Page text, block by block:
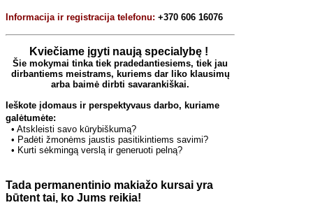
Informacija ir registracija telefonu: +370 606 16076
Kviečiame įgyti naują specialybę !
Šie mokymai tinka tiek pradedantiesiems, tiek jau
dirbantiems meistrams, kuriems dar liko klausimų
arba baimė dirbti savarankiškai.
Ieškote įdomaus ir perspektyvaus darbo, kuriame
galėtumėte:
• Atskleisti savo kūrybiškumą?
• Padėti žmonėms jaustis pasitikintiems savimi?
• Kurti sėkmingą verslą ir generuoti pelną?
Tada permanentinio makiažo kursai yra
būtent tai, ko Jums reikia!